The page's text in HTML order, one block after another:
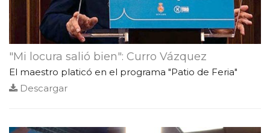
"Mi locura salió bien": Curro Vázquez
El maestro platicó en el programa "Patio de Feria"
Descargar